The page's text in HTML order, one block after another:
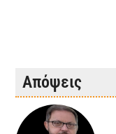
Απόψεις